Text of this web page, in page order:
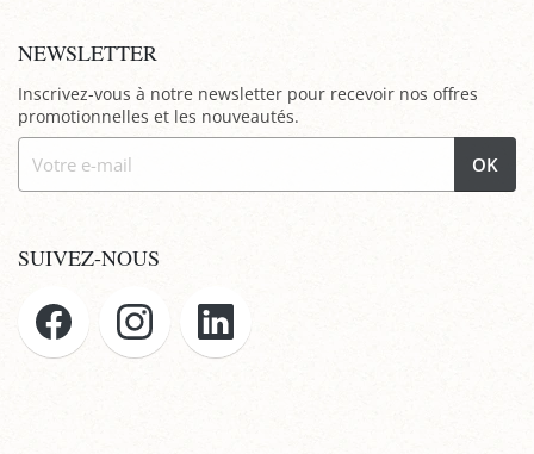
NEWSLETTER
Inscrivez-vous à notre newsletter pour recevoir nos offres
promotionnelles et les nouveautés.
OK
SUIVEZ-NOUS